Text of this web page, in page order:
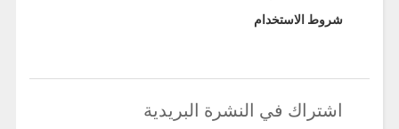
شروط الاستخدام
اشتراك في النشرة البريدية